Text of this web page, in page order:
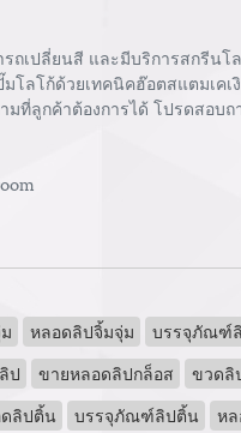
ถเปลี่ยนสี และมีบริการสกรีนโ
โลโก้ด้วยเทคนิคฮ๊อตสแตมเคเ
มที่ลูกค้าต้องการได้ โปรดสอบถ
หลอดลิปจิ้มจุ่ม
บรรจุภัณฑ์
ป
ขายหลอดลิปกล็อส
ขวดลิ
ลิปติ้น
บรรจุภัณฑ์ลิปติ้น
ห